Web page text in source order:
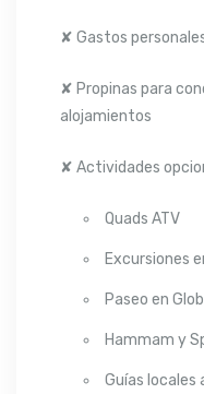
✘ Gastos
✘ Propinas para
alojamientos
✘ Actividades
Quads ATV
Excursiones
Paseo en
Hammam y
Guías locales